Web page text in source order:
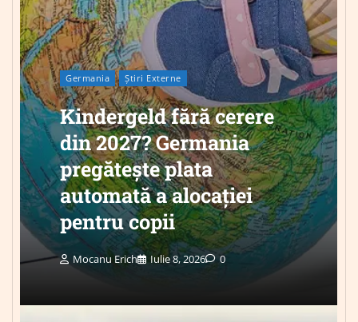
Germania Știri Externe
Kindergeld fără cerere
din 2027? Germania
pregătește plata
automată a alocației
pentru copii
Mocanu Erich Iulie 8, 2026 0